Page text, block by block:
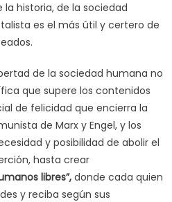
historia, de la sociedad
es el más útil y certero de
de la sociedad humana no
que supere los contenidos
de felicidad que encierra la
de Marx y Engel, y los
y posibilidad de abolir el
hasta crear
libres”,donde cada quien
y reciba según sus